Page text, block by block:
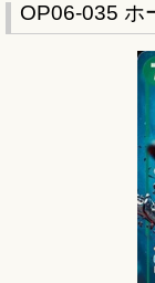
OP06-035 ホ